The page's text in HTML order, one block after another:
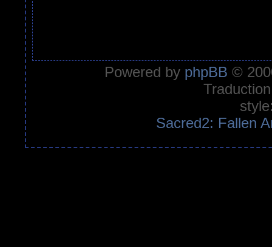
Powered by phpBB ©
Sacred2: Fallen